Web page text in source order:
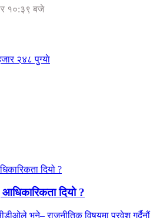
१०:३९ बजे
२४८ पुग्याे
दियो ?